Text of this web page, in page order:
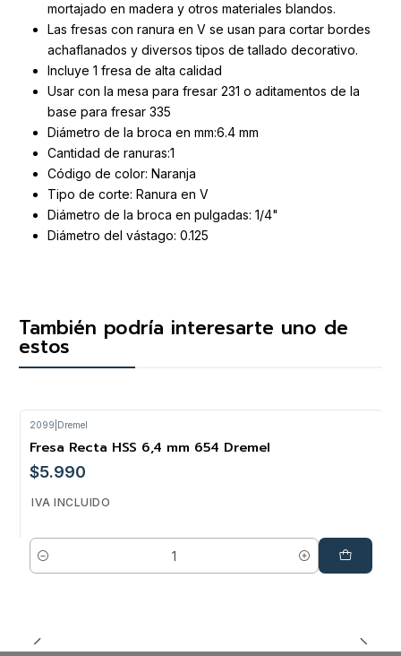
mortajado en madera y otros materiales blandos.
Las fresas con ranura en V se usan para cortar bordes
achaflanados y diversos tipos de tallado decorativo.
Incluye 1 fresa de alta calidad
Usar con la mesa para fresar 231 o aditamentos de la
base para fresar 335
Diámetro de la broca en mm:6.4 mm
Cantidad de ranuras:1
Código de color: Naranja
Tipo de corte: Ranura en V
Diámetro de la broca en pulgadas: 1/4"
Diámetro del vástago: 0.125
También podría interesarte uno de
estos
2099 Dremel
Fresa Recta HSS 6,4 mm 654 Dremel
$5.990
IVA INCLUIDO
Cantidad